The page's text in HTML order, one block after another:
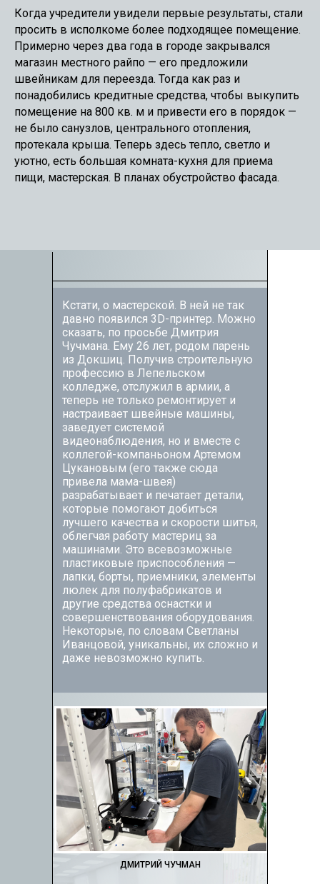
Когда учредители увидели первые результаты, стали
просить в исполкоме более подходящее помещение.
Примерно через два года в городе закрывался
магазин местного райпо — его предложили
швейникам для переезда. Тогда как раз и
понадобились кредитные средства, чтобы выкупить
помещение на 800 кв. м и привести его в порядок —
не было санузлов, центрального отопления,
протекала крыша. Теперь здесь тепло, светло и
уютно, есть большая комната-­кухня для приема
пищи, мастерская. В планах обустройство фасада.
ДМИТРИЙ ЧУЧМАН
Кстати, о мастерской. В ней не так
давно появился 3D-принтер. Можно
сказать, по просьбе Дмитрия
Чучмана. Ему 26 лет, родом парень
из Докшиц. Получив строительную
профессию в Лепельском
колледже, отслужил в армии, а
теперь не только ремонтирует и
настраивает швейные машины,
заведует системой
видеонаблюдения, но и вместе с
коллегой-­компаньоном Артемом
Цукановым (его также сюда
привела мама-швея)
разрабатывает и печатает детали,
которые помогают добиться
лучшего качества и скорости шитья,
облегчая работу мастериц за
машинами. Это всевозможные
пластиковые приспособления —
лапки, борты, приемники, элементы
люлек для полуфабрикатов и
другие средства оснастки и
совершенствования оборудования.
Некоторые, по словам Светланы
Иванцовой, уникальны, их сложно и
даже невозможно купить.